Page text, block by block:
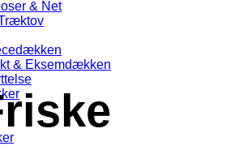
& Net
& Eksemdækken